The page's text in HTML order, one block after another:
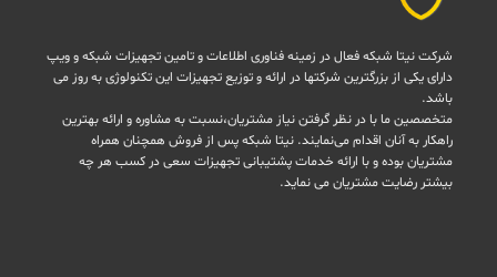
شهر تهران نیز مهلت مرجوعی
یک هفته ای در نظر گرفته
شرکت نیتا شبکه فعال در زمینه فناوری اطلاعات و تامین تجهیزات شبکه و ویپ
دارای یکی از بزرگترین شرکتها در ارائه و توزیع تجهیزات این تکنولوژی به روز می
باشد.
متخصصین ما با در نظر گرفتن نیاز مشتریان،نسبت به مشاوره و ارائه بهترین
راهکار به آنان اقدام می‌نمایند. نیتا شبکه پس از فروش همچنان همراه
مشتریان بوده و با ارائه خدمات پشتیبانی تجهیزات سعی در کسب هر چه
بیشتر رضایت مشتریان می نماید.